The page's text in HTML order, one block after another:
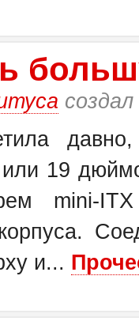
19
mini-
и...